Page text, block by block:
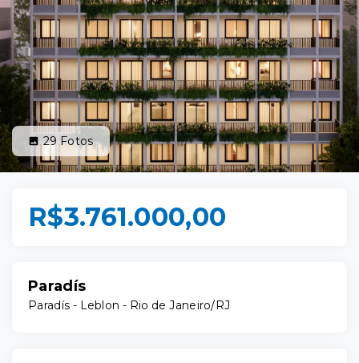
29Fotos
R$3.761.000,00
Paradís
Paradís - Leblon - Rio de Janeiro/RJ